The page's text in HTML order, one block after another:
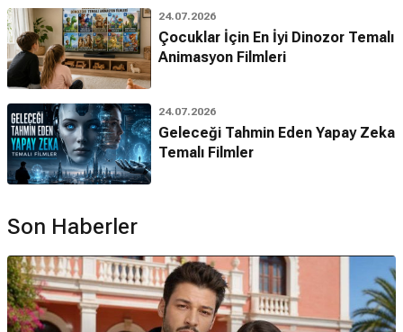
24.07.2026
Çocuklar İçin En İyi Dinozor Temalı
Animasyon Filmleri
24.07.2026
Geleceği Tahmin Eden Yapay Zeka
Temalı Filmler
Son Haberler